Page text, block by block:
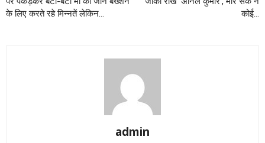
के लिए करते रहे मिन्नतें लेकिन…
कोई…
admin